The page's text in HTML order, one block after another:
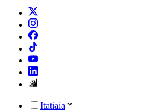
Itatiaia